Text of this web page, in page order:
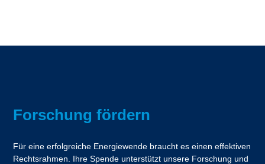
Forschung fördern
Für eine erfolgreiche Energiewende braucht es einen effektiven
Rechtsrahmen. Ihre Spende unterstützt unsere Forschung und